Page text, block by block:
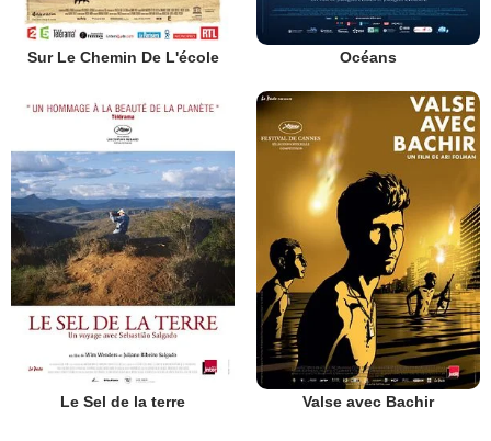
Sur Le Chemin De L'école Océans
Le Sel de la terre Valse avec Bachir